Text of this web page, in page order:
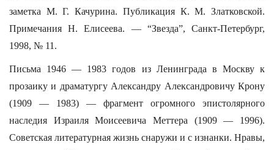
заметка М. Г. Качурина. Публикация К. М. Златковской.
Примечания Н. Елисеева. — “Звезда”, Санкт-Петербург,
1998, № 11.
Письма 1946 — 1983 годов из Ленинграда в Москву к
прозаику и драматургу Александру Александровичу Крону
(1909 — 1983) — фрагмент огромного эпистолярного
наследия Израиля Моисеевича Меттера (1909 — 1996).
Советская литературная жизнь снаружи и с изнанки. Нравы,